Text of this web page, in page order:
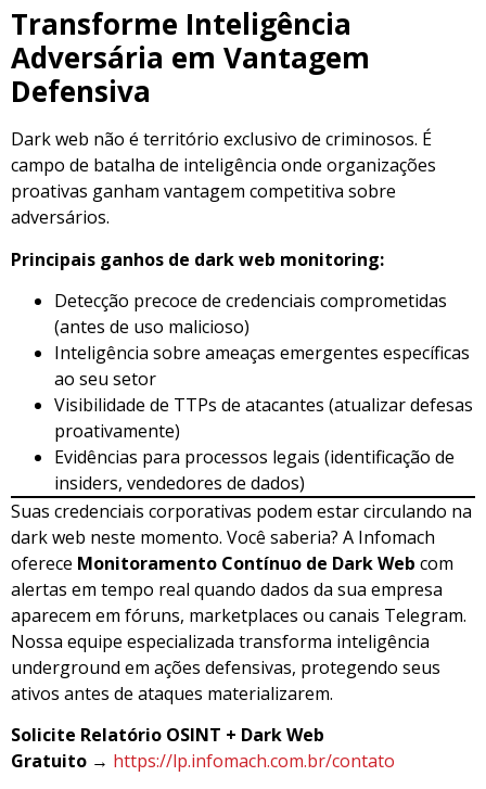
Transforme Inteligência
Adversária em Vantagem
Defensiva
Dark web não é território exclusivo de criminosos. É
campo de batalha de inteligência onde organizações
proativas ganham vantagem competitiva sobre
adversários.
Principais ganhos de dark web monitoring:
Detecção precoce de credenciais comprometidas
(antes de uso malicioso)
Inteligência sobre ameaças emergentes específicas
ao seu setor
Visibilidade de TTPs de atacantes (atualizar defesas
proativamente)
Evidências para processos legais (identificação de
insiders, vendedores de dados)
Suas credenciais corporativas podem estar circulando na
dark web neste momento. Você saberia? A Infomach
oferece Monitoramento Contínuo de Dark Web com
alertas em tempo real quando dados da sua empresa
aparecem em fóruns, marketplaces ou canais Telegram.
Nossa equipe especializada transforma inteligência
underground em ações defensivas, protegendo seus
ativos antes de ataques materializarem.
Solicite Relatório OSINT + Dark Web
Gratuito → https://lp.infomach.com.br/contato